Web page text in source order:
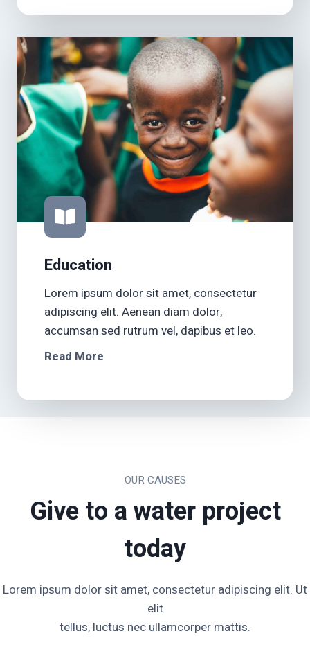
Education
Lorem ipsum dolor sit amet, consectetur
adipiscing elit. Aenean diam dolor,
accumsan sed rutrum vel, dapibus et leo.
Read More
OUR CAUSES
Give to a water project
today
Lorem ipsum dolor sit amet, consectetur adipiscing elit. Ut
elit
tellus, luctus nec ullamcorper mattis.